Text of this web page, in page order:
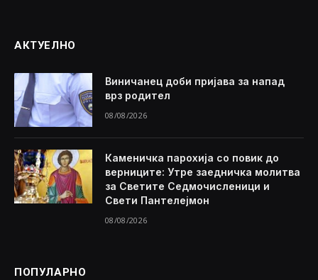
АКТУЕЛНО
Виничанец доби пријава за напад
врз родител
08/08/2026
Каменичка парохија со повик до
верниците: Утре заедничка молитва
за Светите Седмочисленици и
Свети Пантелејмон
08/08/2026
ПОПУЛАРНО